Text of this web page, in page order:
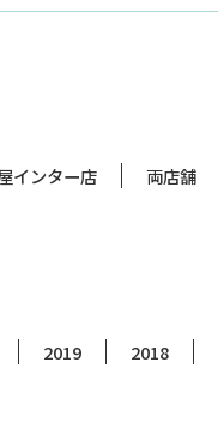
インター店 両店舗
2019 2018